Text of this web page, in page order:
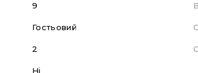
9
Гостьовий
2
Ні